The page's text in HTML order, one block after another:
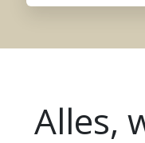
Alles,